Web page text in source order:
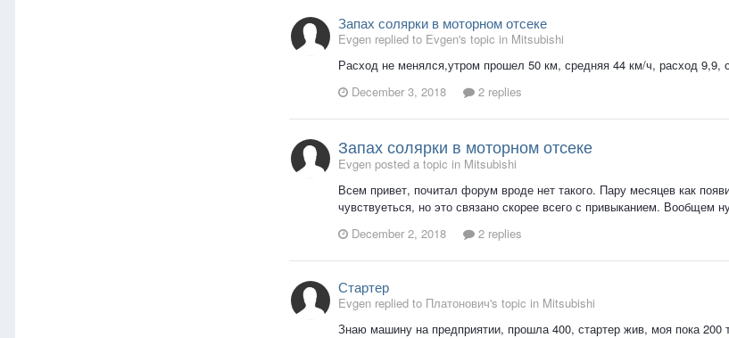
Запах солярки в моторном отсеке
Evgen replied to Evgen's topic in Mitsubishi
Расход не менялся,утром прошел 50 км, средняя 44 км/ч, расход 9,9,
December 3, 2018
2 replies
Запах солярки в моторном отсеке
Evgen posted a topic in Mitsubishi
Всем привет, почитал форум вроде нет такого. Пару месяцев как
чувствуеться, но это связано скорее всего с привыканием. Вообщем
December 2, 2018
2 replies
Стартер
Evgen replied to Платонович's topic in Mitsubishi
Знаю машину на предприятии, прошла 400, стартер жив, моя пока